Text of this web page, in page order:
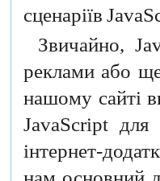
сценаріїв
Звичайно,
реклами або
нашому сайті
JavaScript для
інтернет-